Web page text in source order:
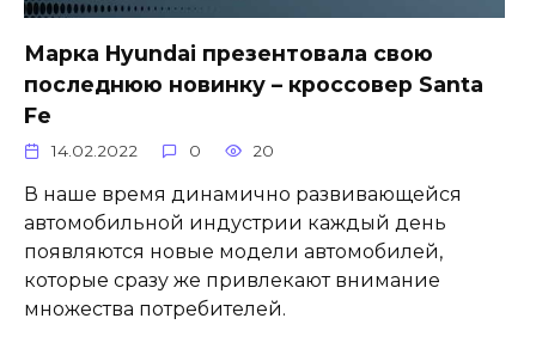
Марка Hyundai презентовала свою
последнюю новинку – кроссовер Santa
Fe
14.02.2022 0 20
В наше время динамично развивающейся
автомобильной индустрии каждый день
появляются новые модели автомобилей,
которые сразу же привлекают внимание
множества потребителей.